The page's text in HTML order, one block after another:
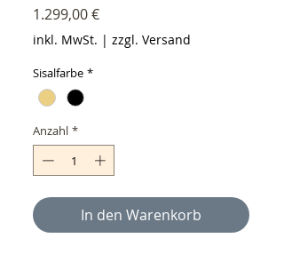
1.299,00 €Preis
inkl. MwSt. | zzgl. Versand
Sisalfarbe *
Anzahl *
In den Warenkorb